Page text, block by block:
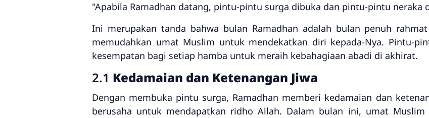
"Apabila Ramadhan datang, pintu-pintu surga dibuka dan pintu-pintu neraka
Ini merupakan tanda bahwa bulan Ramadhan adalah bulan penuh
memudahkan umat Muslim untuk mendekatkan diri kepada-Nya. Pintu-
kesempatan bagi setiap hamba untuk meraih kebahagiaan abadi di akhirat.
2.1 Kedamaian dan Ketenangan Jiwa
Dengan membuka pintu surga, Ramadhan memberi kedamaian dan
berusaha untuk mendapatkan ridho Allah. Dalam bulan ini, umat Muslim